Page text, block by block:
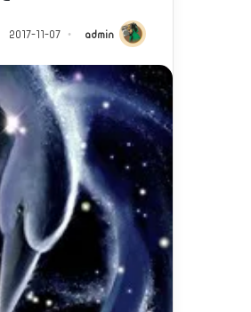
admin
2017-11-07